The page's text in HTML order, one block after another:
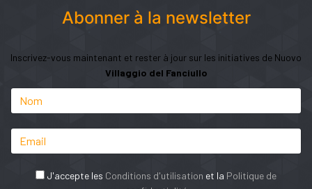
Abonner à la newsletter
Inscrivez-vous maintenant et rester à jour sur les initiatives de Nuovo
Villaggio del Fanciullo
J'accepte les Conditions d'utilisation et la Politique de